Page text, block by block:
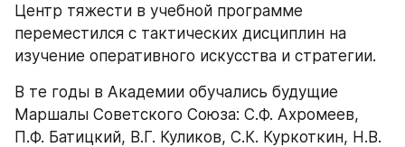
Центр тяжести в учебной программе
переместился с тактических дисциплин на
изучение оперативного искусства и стратегии.
В те годы в Академии обучались будущие
Маршалы Советского Союза: С.Ф. Ахромеев,
П.Ф. Батицкий, В.Г. Куликов, С.К. Куркоткин, Н.В.